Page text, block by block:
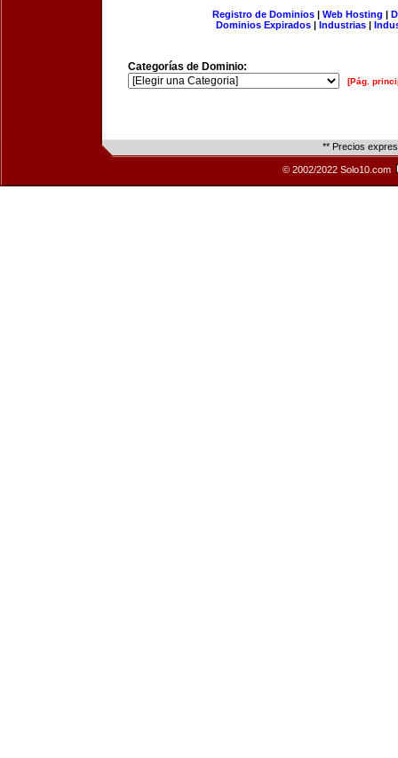
Registro de Dominios| Web Hosting |
Dominios Expirados | Industrias |
Categorías de Dominio:
[Pág.
** Precios
© 2002/2022 Solo10.com